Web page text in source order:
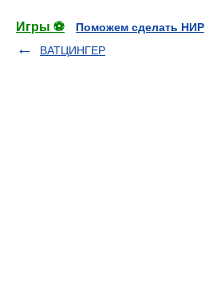
Игры ⚽
Поможем сделать НИР
ВАТЦИНГЕР